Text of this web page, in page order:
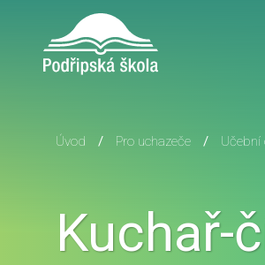
Úvod / Pro uchazeče / Učební
Kuchař-